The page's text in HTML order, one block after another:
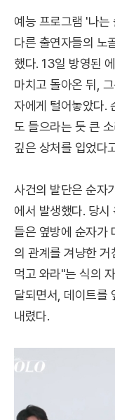
예능 프로그램 '나는
다른 출연자들의 노
했다. 13일 방영된
마치고 돌아온 뒤,
자에게 털어놓았다.
도 들으라는 듯 큰
깊은 상처를 입었다
사건의 발단은 순자
에서 발생했다. 당
들은 옆방에 순자가
의 관계를 겨냥한 거
먹고 와라"는 식의
달되면서, 데이트를
내렸다.